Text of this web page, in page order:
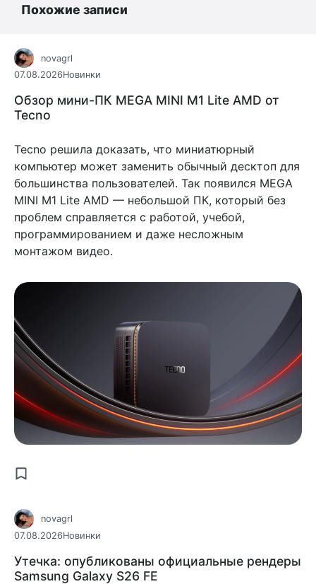
Похожие записи
novagrl
07.08.2026Новинки
Обзор мини-ПК MEGA MINI M1 Lite AMD от
Tecno
Tecno решила доказать, что миниатюрный
компьютер может заменить обычный десктоп для
большинства пользователей. Так появился MEGA
MINI M1 Lite AMD — небольшой ПК, который без
проблем справляется с работой, учебой,
программированием и даже несложным
монтажом видео.
novagrl
07.08.2026Новинки
Утечка: опубликованы официальные рендеры
Samsung Galaxy S26 FE